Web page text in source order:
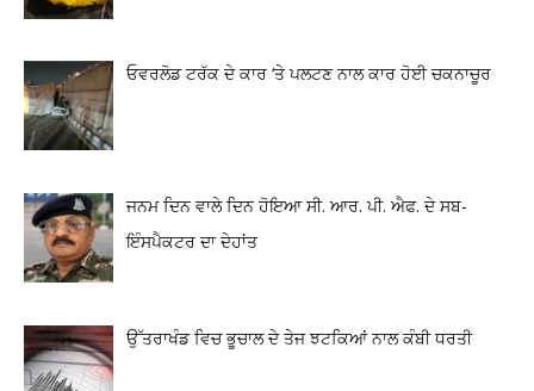
ਓਵਰਲੋਡ ਟਰੱਕ ਦੇ ਕਾਰ ‘ਤੇ ਪਲਟਣ ਨਾਲ ਕਾਰ ਹੋਈ ਚਕਨਾਚੂਰ
ਜਨਮ ਦਿਨ ਵਾਲੇ ਦਿਨ ਹੋਇਆ ਸੀ. ਆਰ. ਪੀ. ਐਫ. ਦੇ ਸਬ-
ਇੰਸਪੈਕਟਰ ਦਾ ਦੇਹਾਂਤ
ਉੱਤਰਾਖੰਡ ਵਿਚ ਭੂਚਾਲ ਦੇ ਤੇਜ ਝਟਕਿਆਂ ਨਾਲ ਕੰਬੀ ਧਰਤੀ